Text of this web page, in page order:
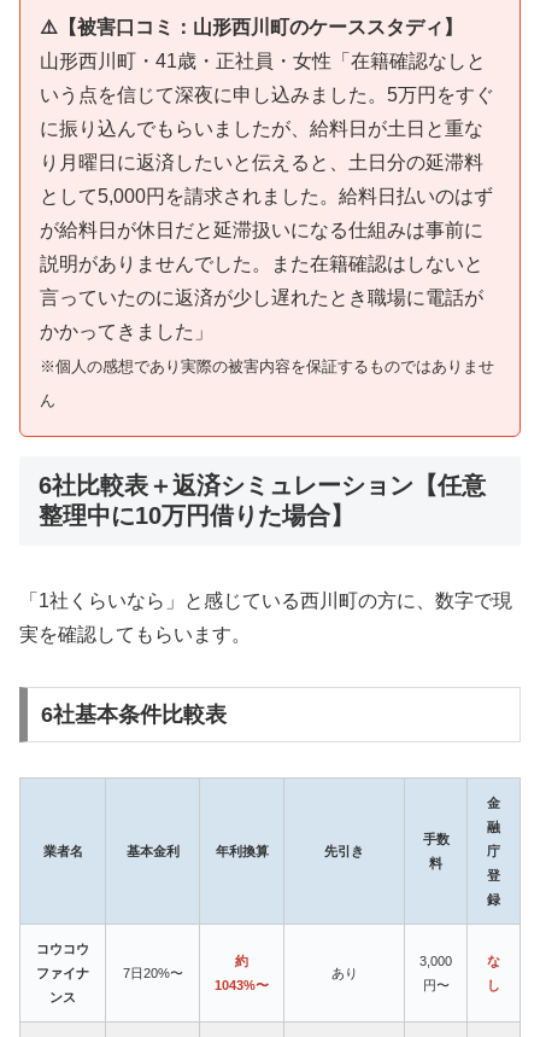
⚠️【被害口コミ：山形西川町のケーススタディ】
山形西川町・41歳・正社員・女性「在籍確認なしと
いう点を信じて深夜に申し込みました。5万円をすぐ
に振り込んでもらいましたが、給料日が土日と重な
り月曜日に返済したいと伝えると、土日分の延滞料
として5,000円を請求されました。給料日払いのはず
が給料日が休日だと延滞扱いになる仕組みは事前に
説明がありませんでした。また在籍確認はしないと
言っていたのに返済が少し遅れたとき職場に電話が
かかってきました」
※個人の感想であり実際の被害内容を保証するものではありませ
ん
6社比較表＋返済シミュレーション【任意
整理中に10万円借りた場合】
「1社くらいなら」と感じている西川町の方に、数字で現
実を確認してもらいます。
6社基本条件比較表
業者名 基本金利 年利換算 先引き
手数
料
金
融
庁
登
録
コウコウ
ファイナ
ンス
7日20%〜
約
1043%〜
あり
3,000
円〜
な
し